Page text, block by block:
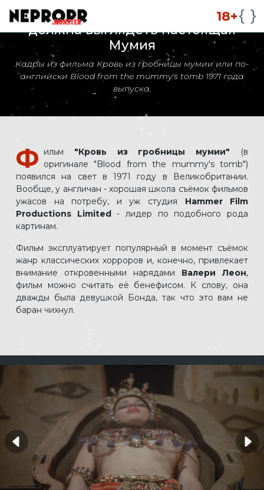
18+
Кажется, мы стали забывать, как
должна выглядеть настоящая
Мумия
Кадры из фильма Кровь из гробницы мумии или по-
английски Blood from the mummy's tomb 1971 года
выпуска.
Ф ильм "Кровь из гробницы мумии" (в
оригинале "Blood from the mummy's tomb")
появился на свет в 1971 году в Великобритании.
Вообще, у англичан - хорошая школа съёмок фильмов
ужасов на потребу, и уж студия Hammer Film
Productions Limited- лидер по подобного рода
картинам.
Фильм эксплуатирует популярный в момент съёмок
жанр классических хорроров и, конечно, привлекает
внимание откровенными нарядами Валери Леон,
фильм можно считать её бенефисом. К слову, она
дважды была девушкой Бонда, так что это вам не
баран чихнул.